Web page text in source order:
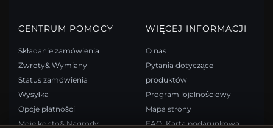
CENTRUM POMOCY
Składanie zamówienia
Zwroty& Wymiany
Status zamówienia
Wysyłka
Opcje płatności
Moje konto& Nagrody
WIĘCEJ INFORMACJI
O nas
Pytania dotyczące
produktów
Program lojalnościowy
Mapa strony
FAQ: Karta podarunkowa